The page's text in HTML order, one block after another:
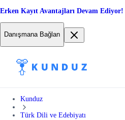
Erken Kayıt Avantajları Devam Ediyor!
Danışmana Bağlan
Kunduz
Türk Dili ve Edebiyatı